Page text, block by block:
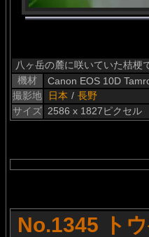
八ヶ岳の麓に咲いていた桔梗
機材
Canon EOS 10D
撮影地
日本 / 長野
サイズ 2586 x 1827ピクセル
No.1345 ト